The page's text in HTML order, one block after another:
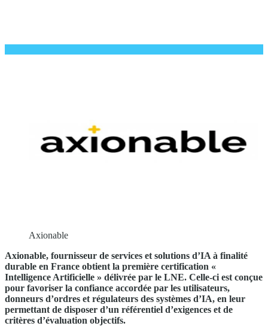
Axionable
Axionable, fournisseur de services et solutions d’IA à finalité
durable en France obtient la première certification «
Intelligence Artificielle » délivrée par le LNE. Celle-ci est conçue
pour favoriser la confiance accordée par les utilisateurs,
donneurs d’ordres et régulateurs des systèmes d’IA, en leur
permettant de disposer d’un référentiel d’exigences et de
critères d’évaluation objectifs.